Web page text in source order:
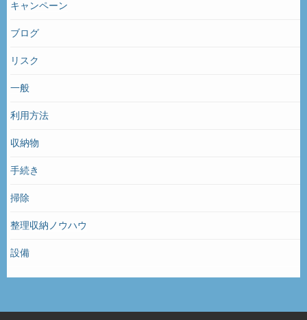
キャンペーン
ブログ
リスク
一般
利用方法
収納物
手続き
掃除
整理収納ノウハウ
設備